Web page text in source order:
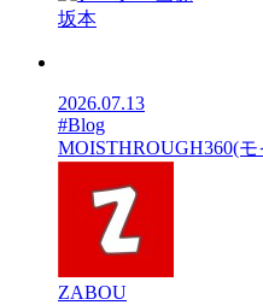
坂本
2026.07.13
#Blog
MOISTHROUGH360(
ZABOU